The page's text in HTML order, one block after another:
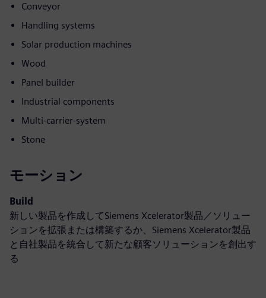
Conveyor
Handling systems
Solar production machines
Wood
Panel builder
Industrial components
Multi-carrier-system
Stone
モーション
Build
新しい製品を作成してSiemens Xcelerator製品／ソリュー
ションを拡張または構築するか、Siemens Xcelerator製品
と自社製品を統合して新たな顧客ソリューションを創出す
る